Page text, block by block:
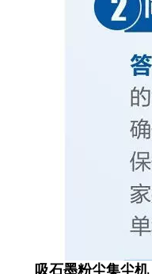
吸石墨粉尘集尘机